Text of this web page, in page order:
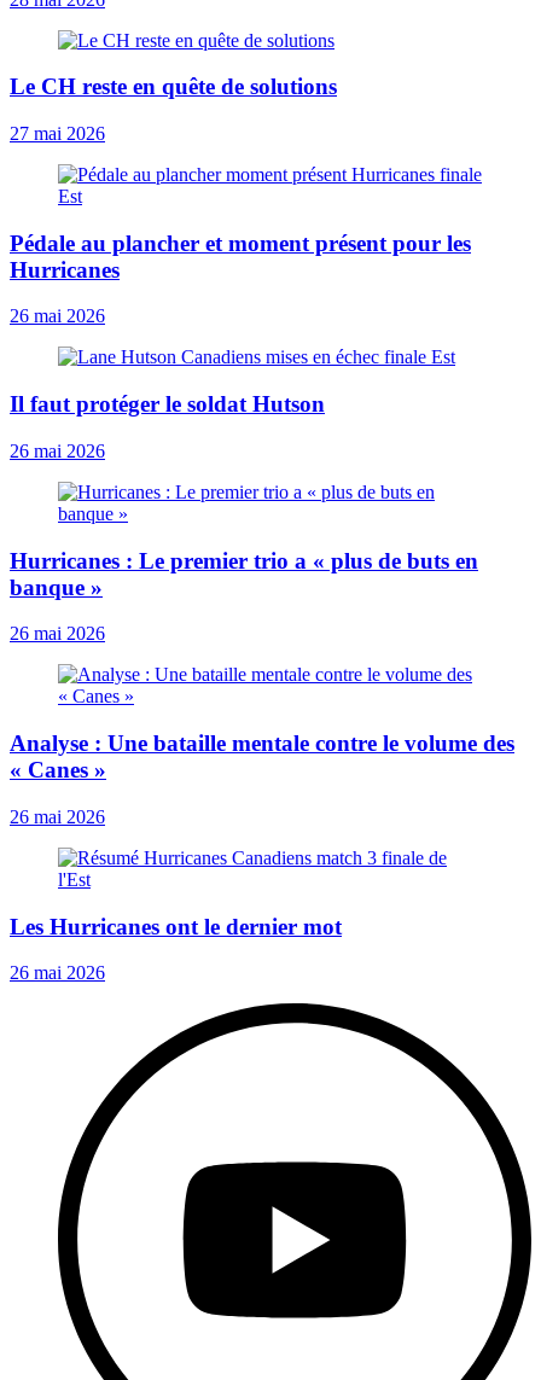
Le CH reste en quête de solutions
27 mai 2026
Pédale au plancher et moment présent pour les
Hurricanes
26 mai 2026
Il faut protéger le soldat Hutson
26 mai 2026
Hurricanes : Le premier trio a « plus de buts en
banque »
26 mai 2026
Analyse : Une bataille mentale contre le volume des
« Canes »
26 mai 2026
Les Hurricanes ont le dernier mot
26 mai 2026